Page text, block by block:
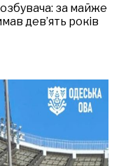
за майже
дев’ять років